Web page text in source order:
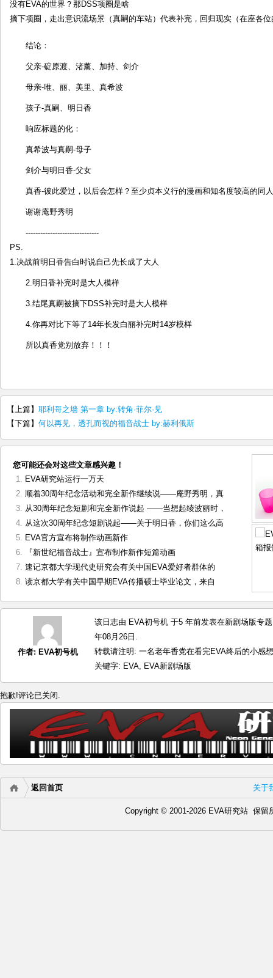
没有EVA的世界？那DSS项圈是啥
摘下项圈，走出意识流场景（真嗣的车站）代表补完，回归现实（在座各
结论：
父亲-碇原渡、渚薰、加持、剑介
母亲-唯、丽、美里、真希波
孩子-真嗣、明日香
响应标题的化：
真希波与真嗣-母子
剑介与明日香-父女
真香-彼此爱过，以后会怎样？至少贞本义行的漫画和知名度较高的同
谢谢庵野秀明
------------------------------
PS.
1.决战前明日香告白时说自己先长成了大人
2.明日香补完时是大人模样
3.结尾真嗣被摘下DSS补完时是大人模样
4.你再对比下等了14年长发白丽补完时14岁模样
所以真香党别放弃！！！
【上篇】 耶利哥之墙 第一章 by:转角·菲尔·见
【下篇】 何以再见，透孔而视的福音战士 by:赫利俄斯
您可能还会对这些文章感兴趣！
EVA研究站运行一万天
顺着30周年纪念活动和完全新作继续说——庵野秀明，真
从30周年纪念短剧和完全新作说起 ——当想起绫波丽时，
从这次30周年纪念短剧说起——关于明日香，你们这么高
EVA官方宣布将制作动画新作
『新世纪福音战士』宣布制作新作短篇动画
速记京都大学现代史研究会有关中国EVA爱好者群体的
读京都大学有关中国早期EVA传播硕士毕业论文，来自
作者: EVA初号机
该日志由 EVA初号机 于5 年前发表在新剧场版专题
年08月26日.
转载请注明: 一名老年香党在看完EVA终后的小感
关键字: EVA, EVA新剧场版
抱歉!评论已关闭.
关于
返回首页
Copyright © 2001-2026 EVA研究站 保